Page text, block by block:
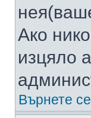
Ако
изцяло
Върнете